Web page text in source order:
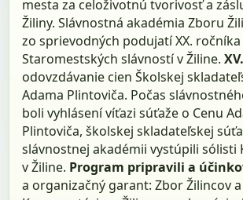
mesta za celoživotnú tvorivosť a
Žiliny. Slávnostná akadémia Zboru
zo sprievodných podujatí XX. ročníka
Staromestských slávností v Žiline.
odovzdávanie cien Školskej
Adama Plintoviča. Počas
boli vyhlásení víťazi súťaže o Cenu
Plintoviča, školskej skladateľskej
slávnostnej akadémii vystúpili sólisti
v Žiline. Program pripravili a
a organizačný garant: Zbor Žilincov a